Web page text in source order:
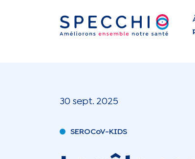
30 sept. 2025
SEROCoV-KIDS